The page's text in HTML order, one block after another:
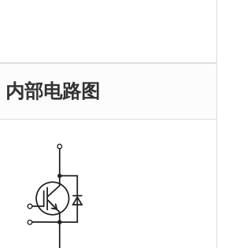
内部电路图